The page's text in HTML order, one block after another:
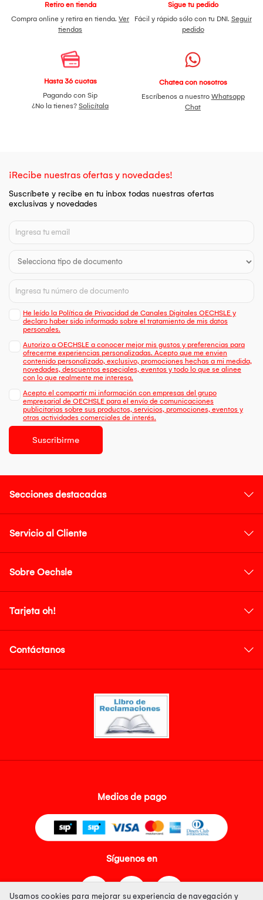
Retiro en tienda
Compra online y retira en tienda. Ver
tiendas
Sigue tu pedido
Fácil y rápido sólo con tu DNI. Seguir
pedido
Hasta 36 cuotas
Pagando con Sip
¿No la tienes? Solicítala
Chatea con nosotros
Escríbenos a nuestro Whatsapp
Chat
¡Recibe nuestras ofertas y novedades!
Suscríbete y recibe en tu inbox todas nuestras ofertas
exclusivas y novedades
He leído la Política de Privacidad de Canales Digitales OECHSLE y
declaro haber sido informado sobre el tratamiento de mis datos
personales.
Autorizo a OECHSLE a conocer mejor mis gustos y preferencias para
ofrecerme experiencias personalizadas. Acepto que me envien
contenido personalizado, exclusivo, promociones hechas a mi medida,
novedades, descuentos especiales, eventos y todo lo que se alinee
con lo que realmente me interesa.
Acepto el compartir mi información con empresas del grupo
empresarial de OECHSLE para el envío de comunicaciones
publicitarias sobre sus productos, servicios, promociones, eventos y
otras actividades comerciales de interés.
Suscribirme
Secciones destacadas
Servicio al Cliente
Sobre Oechsle
Tarjeta oh!
Contáctanos
Medios de pago
Síguenos en
Usamos cookies para mejorar su experiencia de navegación y